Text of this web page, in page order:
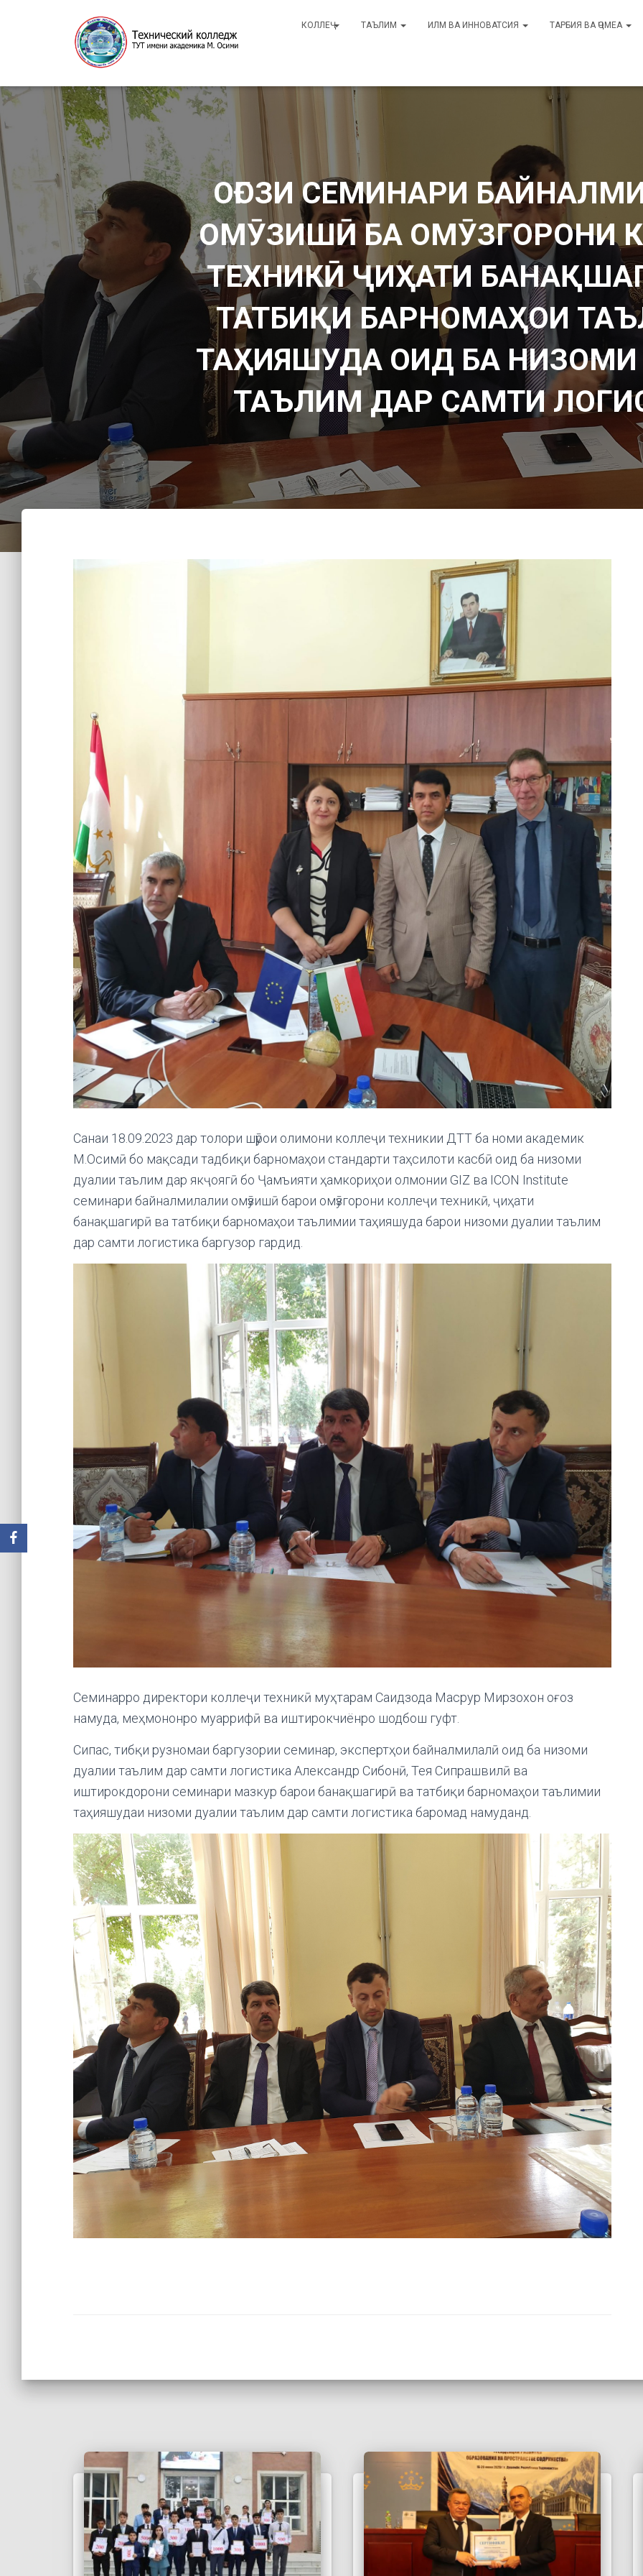
КОЛЛЕҶ ТАЪЛИМ ИЛМ ВА ИННОВАТСИЯ ТАРБИЯ ВА ҶОМЕА
ОҒОЗИ СЕМИНАРИ
ОМӮЗИШӢ БА ОМӮЗГОРОНИ
ТЕХНИКӢ ҶИҲАТИ
ТАТБИҚИ БАРНОМАҲОИ
ТАҲИЯШУДА ОИД БА
ТАЪЛИМ ДАР САМТИ
Санаи 18.09.2023 дар толори шӯрои олимони коллеҷи техникии ДТТ ба номи академик
М.Осимӣ бо мақсади тадбиқи барномаҳои стандарти таҳсилоти касбӣ оид ба низоми
дуалии таълим дар якҷоягӣ бо Ҷамъияти ҳамкориҳои олмонии GIZ ва ICON Institute
семинари байналмилалии омӯзишӣ барои омӯзгорони коллеҷи техникӣ, ҷиҳати
банақшагирӣ ва татбиқи барномаҳои таълимии таҳияшуда барои низоми дуалии таълим
дар самти логистика баргузор гардид.
Семинарро директори коллеҷи техникӣ муҳтарам Саидзода Масрур Мирзохон оғоз
намуда, меҳмононро муаррифӣ ва иштирокчиёнро шодбош гуфт.
Сипас, тибқи рузномаи баргузории семинар, экспертҳои байналмилалӣ оид ба низоми
дуалии таълим дар самти логистика Александр Сибонӣ, Тея Сипрашвилӣ ва
иштирокдорони семинари мазкур барои банақшагирӣ ва татбиқи барномаҳои таълимии
таҳияшудаи низоми дуалии таълим дар самти логистика баромад намуданд.